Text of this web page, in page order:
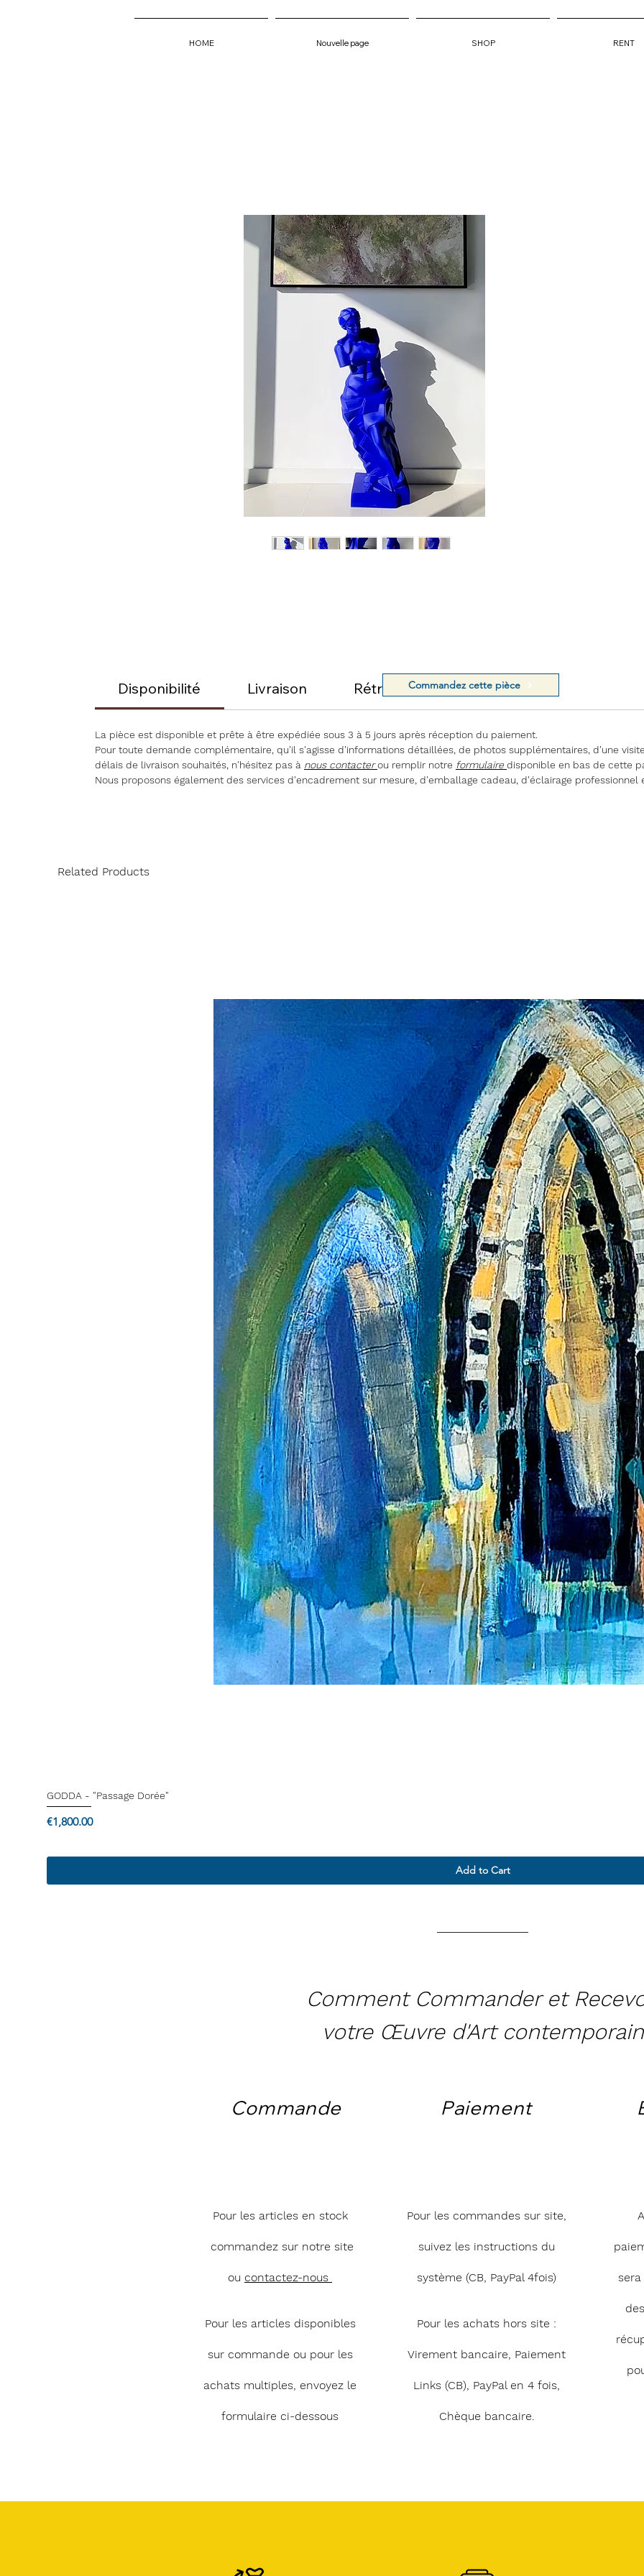
HOME Nouvelle page SHOP RENT
Disponibilité Livraison Rétractation
La pièce est disponible et prête à être expédiée sous 3 à 5 jours après réception du paiement.
Pour toute demande complémentaire, qu'il s'agisse d'informations détaillées, de photos supplémentaires, d'une
délais de livraison souhaités, n'hésitez pas à nous contacterou remplir notre formulaire disponible en bas de cette
Nous proposons également des services d'encadrement sur mesure, d'emballage cadeau, d'éclairage professionnel
Commandez cette pièce
Related Products
GODDA - "Passage Dorée"
Price
€1,800.00
Add to Cart
Comment Commander et
votre Œuvre d'Art contemporain
Commande
Pour les articles en stock
commandez sur notre site
ou contactez-nous
Pour les articles disponibles
sur commande ou pour les
achats multiples, envoyez le
formulaire ci-dessous
Paiement
Pour les commandes sur site,
suivez les instructions du
système (CB, PayPal 4fois)
Pour les achats hors site :
Virement bancaire, Paiement
Links (CB), PayPal en 4 fois,
Chèque bancaire.
sera